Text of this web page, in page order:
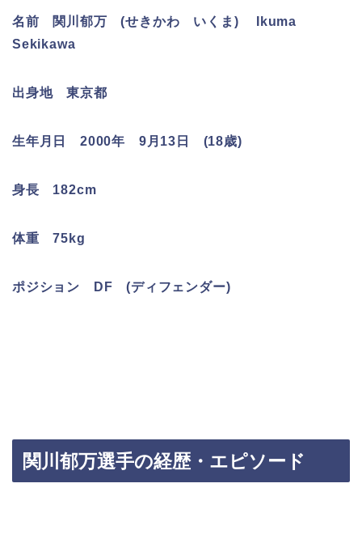
名前 関川郁万 (せきかわ いくま) Ikuma
Sekikawa
出身地 東京都
生年月日 2000年 9月13日 (18歳)
身長 182cm
体重 75kg
ポジション DF (ディフェンダー)
関川郁万選手の経歴・エピソード